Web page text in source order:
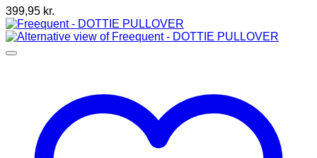
kan
vælges
på
varesiden
399,95 kr.